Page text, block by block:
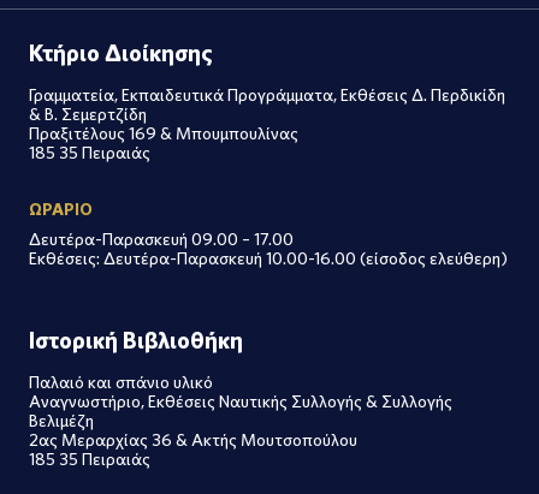
Κτήριο Διοίκησης
Γραμματεία, Εκπαιδευτικά Προγράμματα, Εκθέσεις Δ. Περδικίδη
& Β. Σεμερτζίδη
Πραξιτέλους 169 & Μπουμπουλίνας
185 35 Πειραιάς
ΩΡΑΡΙΟ
Δευτέρα-Παρασκευή 09.00 – 17.00
Εκθέσεις: Δευτέρα-Παρασκευή 10.00-16.00 (είσοδος ελεύθερη)
Ιστορική Βιβλιοθήκη
Παλαιό και σπάνιο υλικό
Αναγνωστήριο, Εκθέσεις Ναυτικής Συλλογής & Συλλογής
Βελιμέζη
2ας Μεραρχίας 36 & Ακτής Μουτσοπούλου
185 35 Πειραιάς